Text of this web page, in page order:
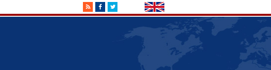
RSSFacebookTwitter